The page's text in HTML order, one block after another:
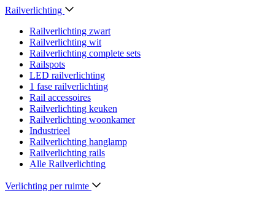
Railverlichting
Railverlichting zwart
Railverlichting wit
Railverlichting complete sets
Railspots
LED railverlichting
1 fase railverlichting
Rail accessoires
Railverlichting keuken
Railverlichting woonkamer
Industrieel
Railverlichting hanglamp
Railverlichting rails
Alle Railverlichting
Verlichting per ruimte